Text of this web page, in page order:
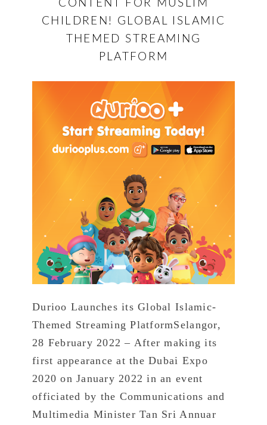
CONTENT FOR MUSLIM
CHILDREN! GLOBAL ISLAMIC
THEMED STREAMING
PLATFORM
Durioo Launches its Global Islamic-
Themed Streaming PlatformSelangor,
28 February 2022 – After making its
first appearance at the Dubai Expo
2020 on January 2022 in an event
officiated by the Communications and
Multimedia Minister Tan Sri Annuar